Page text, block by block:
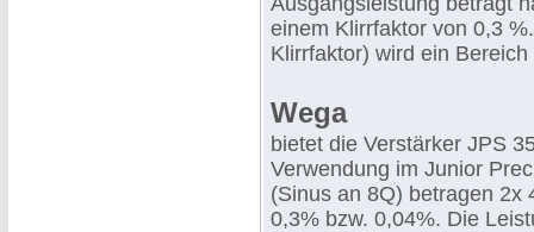
einem Klirrfaktor von 0,3
Klirrfaktor) wird ein
Wega
bietet die Verstärker JPS
Verwendung im Junior
(Sinus an 8Q) betragen 2x
0,3% bzw. 0,04%. Die